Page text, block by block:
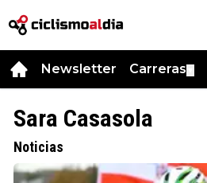
Newsletter Carreras
Sara Casasola
Noticias